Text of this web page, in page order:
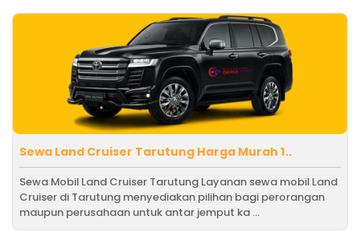
Sewa Land Cruiser Tarutung Harga Murah 1..
Sewa Mobil Land Cruiser Tarutung Layanan sewa mobil Land
Cruiser di Tarutung menyediakan pilihan bagi perorangan
maupun perusahaan untuk antar jemput ka ...